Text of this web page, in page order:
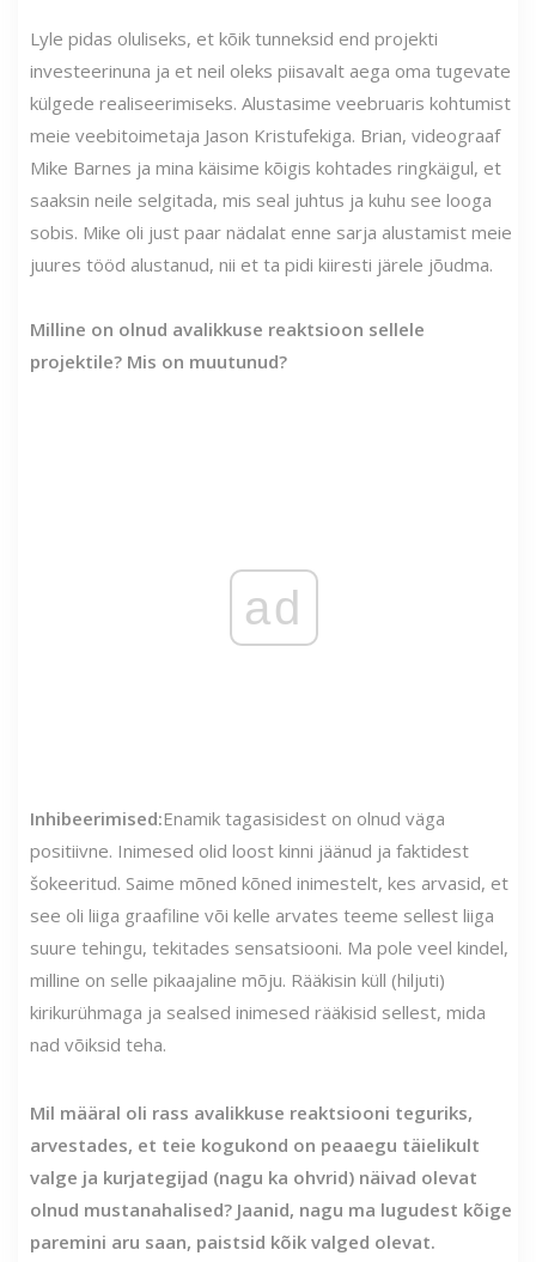
Lyle pidas oluliseks, et kõik tunneksid end projekti
investeerinuna ja et neil oleks piisavalt aega oma tugevate
külgede realiseerimiseks. Alustasime veebruaris kohtumist
meie veebitoimetaja Jason Kristufekiga. Brian, videograaf
Mike Barnes ja mina käisime kõigis kohtades ringkäigul, et
saaksin neile selgitada, mis seal juhtus ja kuhu see looga
sobis. Mike oli just paar nädalat enne sarja alustamist meie
juures tööd alustanud, nii et ta pidi kiiresti järele jõudma.
Milline on olnud avalikkuse reaktsioon sellele
projektile? Mis on muutunud?
ad
Inhibeerimised:Enamik tagasisidest on olnud väga
positiivne. Inimesed olid loost kinni jäänud ja faktidest
šokeeritud. Saime mõned kõned inimestelt, kes arvasid, et
see oli liiga graafiline või kelle arvates teeme sellest liiga
suure tehingu, tekitades sensatsiooni. Ma pole veel kindel,
milline on selle pikaajaline mõju. Rääkisin küll (hiljuti)
kirikurühmaga ja sealsed inimesed rääkisid sellest, mida
nad võiksid teha.
Mil määral oli rass avalikkuse reaktsiooni teguriks,
arvestades, et teie kogukond on peaaegu täielikult
valge ja kurjategijad (nagu ka ohvrid) näivad olevat
olnud mustanahalised? Jaanid, nagu ma lugudest kõige
paremini aru saan, paistsid kõik valged olevat.